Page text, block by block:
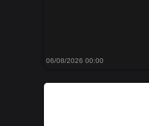
06/08/2026 00:00